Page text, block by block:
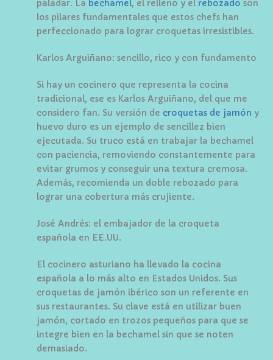
paladar. La bechamel, el relleno y el rebozado son
los pilares fundamentales que estos chefs han
perfeccionado para lograr croquetas irresistibles.
Karlos Arguiñano: sencillo, rico y con fundamento
Si hay un cocinero que representa la cocina
tradicional, ese es Karlos Arguiñano, del que me
considero fan. Su versión de croquetas de jamón y
huevo duro es un ejemplo de sencillez bien
ejecutada. Su truco está en trabajar la bechamel
con paciencia, removiendo constantemente para
evitar grumos y conseguir una textura cremosa.
Además, recomienda un doble rebozado para
lograr una cobertura más crujiente.
José Andrés: el embajador de la croqueta
española en EE.UU.
El cocinero asturiano ha llevado la cocina
española a lo más alto en Estados Unidos. Sus
croquetas de jamón ibérico son un referente en
sus restaurantes. Su clave está en utilizar buen
jamón, cortado en trozos pequeños para que se
integre bien en la bechamel sin que se noten
demasiado.